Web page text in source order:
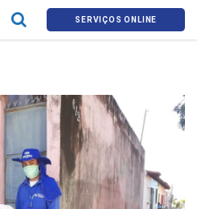
SERVIÇOS ONLINE